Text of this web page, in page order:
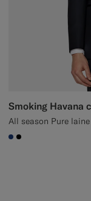
#1C3D7A
#000000